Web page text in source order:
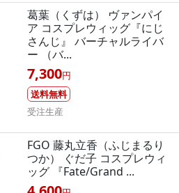
葛葉（くずは） ヴァンパイ
ア コスプレウィッグ『にじ
さんじ』 バーチャルライバ
ー （バ...
7,300円
送料無料
受注生産
FGO 藤丸立香（ふじまるり
つか） ぐだ子 コスプレウィ
ッグ 『Fate/Grand ...